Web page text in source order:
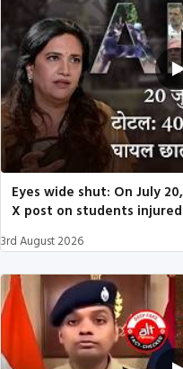
Eyes wide shut: On July
X post on students
3rd August 2026